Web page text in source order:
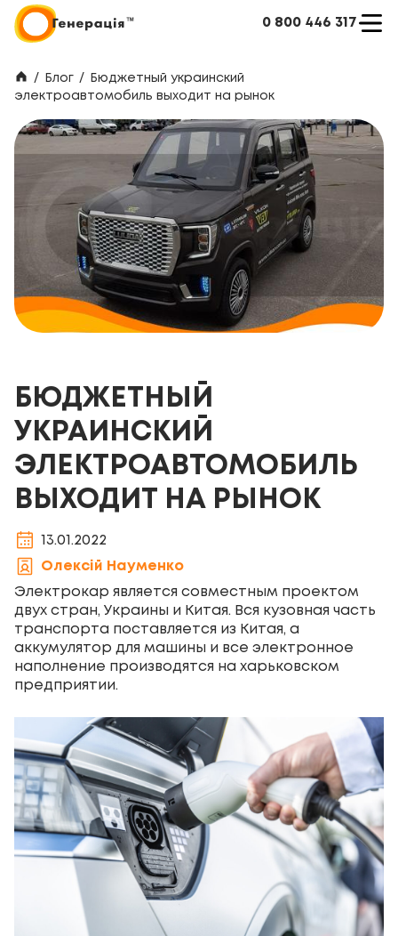
0 800 446 317
/ Блог /
Бюджетный украинский
электроавтомобиль выходит на рынок
БЮДЖЕТНЫЙ
УКРАИНСКИЙ
ЭЛЕКТРОАВТОМОБИЛЬ
ВЫХОДИТ НА РЫНОК
13.01.2022
Олексій Науменко
Электрокар является совместным проектом
двух стран, Украины и Китая. Вся кузовная часть
транспорта поставляется из Китая, а
аккумулятор для машины и все электронное
наполнение производятся на харьковском
предприятии.